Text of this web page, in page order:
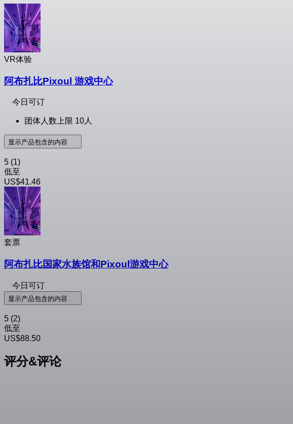
VR体验
阿布扎比Pixoul 游戏中心
今日可订
团体人数上限 10人
显示产品包含的内容
5 (1)
低至
US$41.46
套票
阿布扎比国家水族馆和Pixoul游戏中心
今日可订
显示产品包含的内容
5 (2)
低至
US$88.50
评分&评论